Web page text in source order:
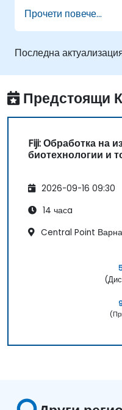
Да анализират
включително
на площ.
Да
помощта на
Да
специфични
изображения в
Прочети повече...
Последна
Предстоящи
Fiji: Обработка на
биотехнологии и
2026-09-16 09:30
14 часa
Central Point Варна